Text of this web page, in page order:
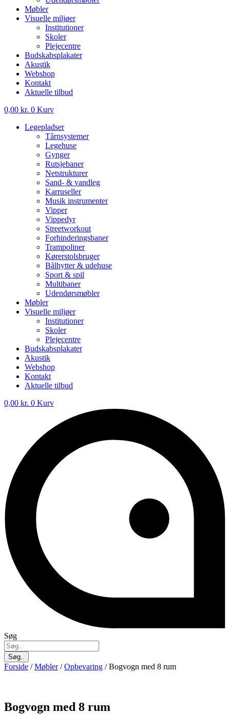
Møbler
Visuelle miljøer
Institutioner
Skoler
Plejecentre
Budskabsplakater
Akustik
Webshop
Kontakt
Aktuelle tilbud
0,00 kr. 0 Kurv
Legepladser
Tårnsystemer
Legehuse
Gynger
Rutsjebaner
Netstrukturer
Sand- & vandleg
Karruseller
Musik instrumenter
Vipper
Vippedyr
Streetworkout
Forhinderingsbaner
Trampoliner
Kørerstolsbruger
Bålhytter & udehuse
Sport & spil
Multibaner
Udendørsmøbler
Møbler
Visuelle miljøer
Institutioner
Skoler
Plejecentre
Budskabsplakater
Akustik
Webshop
Kontakt
Aktuelle tilbud
0,00 kr. 0 Kurv
Søg
Søg..
Forside /Møbler/Opbevaring / Bogvogn med 8 rum
Bogvogn med 8 rum